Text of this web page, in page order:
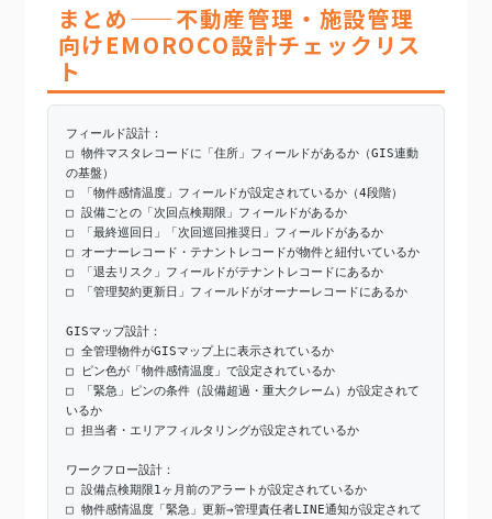
まとめ——不動産管理・施設管理
向けEMOROCO設計チェックリス
ト
フィールド設計：
□ 物件マスタレコードに「住所」フィールドがあるか（GIS連動
の基盤）
□ 「物件感情温度」フィールドが設定されているか（4段階）
□ 設備ごとの「次回点検期限」フィールドがあるか
□ 「最終巡回日」「次回巡回推奨日」フィールドがあるか
□ オーナーレコード・テナントレコードが物件と紐付いているか
□ 「退去リスク」フィールドがテナントレコードにあるか
□ 「管理契約更新日」フィールドがオーナーレコードにあるか
GISマップ設計：
□ 全管理物件がGISマップ上に表示されているか
□ ピン色が「物件感情温度」で設定されているか
□ 「緊急」ピンの条件（設備超過・重大クレーム）が設定されて
いるか
□ 担当者・エリアフィルタリングが設定されているか
ワークフロー設計：
□ 設備点検期限1ヶ月前のアラートが設定されているか
□ 物件感情温度「緊急」更新→管理責任者LINE通知が設定されて